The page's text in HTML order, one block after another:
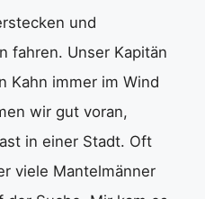
und
fahren. Unser Kapitän
Kahn immer im Wind
wir gut voran,
in einer Stadt. Oft
viele Mantelmänner